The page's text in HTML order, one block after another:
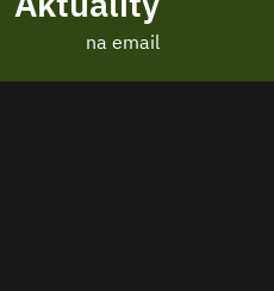
na email